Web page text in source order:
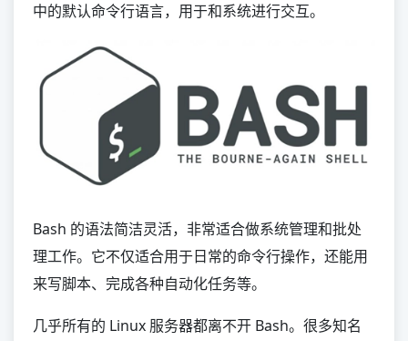
COBOL
Visual Basic
Pascal
OCaml
JShell
其他
Mojo
Zig
Deno
中的默认命令行语言，用于和系统进行交互。
Bash 的语法简洁灵活，非常适合做系统管理和批处
理工作。它不仅适合用于日常的命令行操作，还能用
来写脚本、完成各种自动化任务等。
几乎所有的 Linux 服务器都离不开 Bash。很多知名